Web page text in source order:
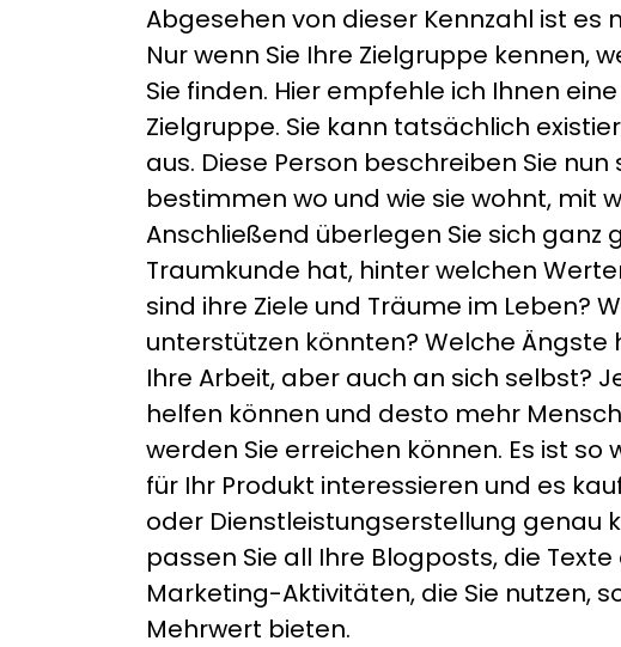
Abgesehen von dieser Kennzahl ist es
Nur wenn Sie Ihre Zielgruppe kennen,
Sie finden. Hier empfehle ich Ihnen
Zielgruppe. Sie kann tatsächlich
aus. Diese Person beschreiben Sie
bestimmen wo und wie sie wohnt, mit
Anschließend überlegen Sie sich
Traumkunde hat, hinter welchen
sind ihre Ziele und Träume im Leben?
unterstützen könnten? Welche Ängste
Ihre Arbeit, aber auch an sich selbst?
helfen können und desto mehr
werden Sie erreichen können. Es ist
für Ihr Produkt interessieren und es
oder Dienstleistungserstellung genau
passen Sie all Ihre Blogposts, die
Marketing-Aktivitäten, die Sie nutzen,
Mehrwert bieten.